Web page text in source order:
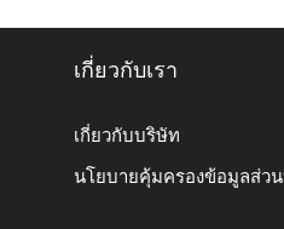
เกี่ยวกับเรา
เกี่ยวกับบริษัท
นโยบายคุ้มครองข้อมูลส่ว